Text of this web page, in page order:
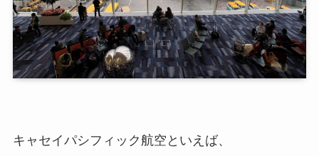
キャセイパシフィック航空といえば、